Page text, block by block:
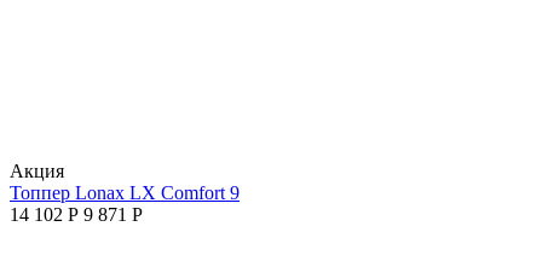
Aкция
Топпер Lonax LX Comfort 9
14 102 Р 9 871 Р